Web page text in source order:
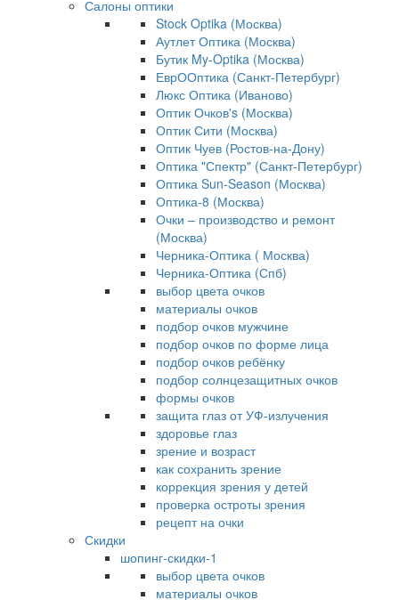
Салоны оптики
Stock Optika (Москва)
Аутлет Оптика (Москва)
Бутик My-Optika (Москва)
ЕврООптика (Санкт-Петербург)
Люкс Оптика (Иваново)
Оптик Очков's (Москва)
Оптик Сити (Москва)
Оптик Чуев (Ростов-на-Дону)
Оптика "Спектр" (Санкт-Петербург)
Оптика Sun-Season (Москва)
Оптика-8 (Москва)
Очки – производство и ремонт
(Москва)
Черника-Оптика ( Москва)
Черника-Оптика (Спб)
выбор цвета очков
материалы очков
подбор очков мужчине
подбор очков по форме лица
подбор очков ребёнку
подбор солнцезащитных очков
формы очков
защита глаз от УФ-излучения
здоровье глаз
зрение и возраст
как сохранить зрение
коррекция зрения у детей
проверка остроты зрения
рецепт на очки
Скидки
шопинг-скидки-1
выбор цвета очков
материалы очков